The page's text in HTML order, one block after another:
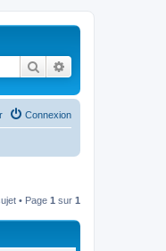
Rechercher
Connexion
• Page 1 sur 1